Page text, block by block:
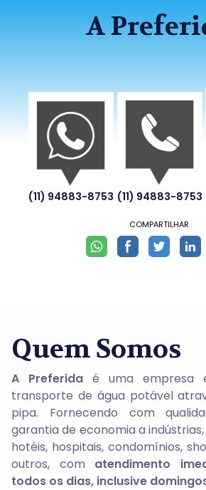
A
(11) 94883-8753 (11) 94883-8753
COMPARTILHAR
Quem Somos
A Preferida é uma empresa
transporte de água potável
pipa. Fornecendo com
garantia de economia a
hotéis, hospitais, condomínios,
outros, com atendimento
todos os dias, inclusive